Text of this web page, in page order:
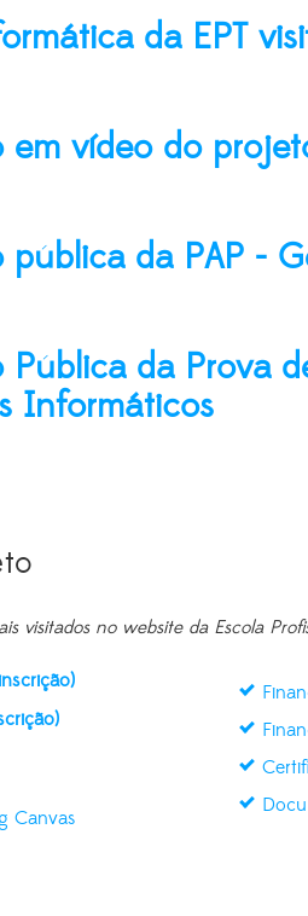
da EPT
em vídeo do
pública da PAP -
Pública da Prova
Informáticos
visitados no website da Escola
Canvas